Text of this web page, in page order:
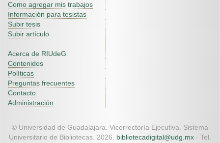
Como agregar mis trabajos
Información para tesistas
Subir tesis
Subir artículo
Acerca de RIUdeG
Contenidos
Políticas
Preguntas frecuentes
Contacto
Administración
© Universidad de Guadalajara. Vicerrectoría Ejecutiva. Sistema
Universitario de Bibliotecas. 2026. bibliotecadigital@udg.mx - Tel.